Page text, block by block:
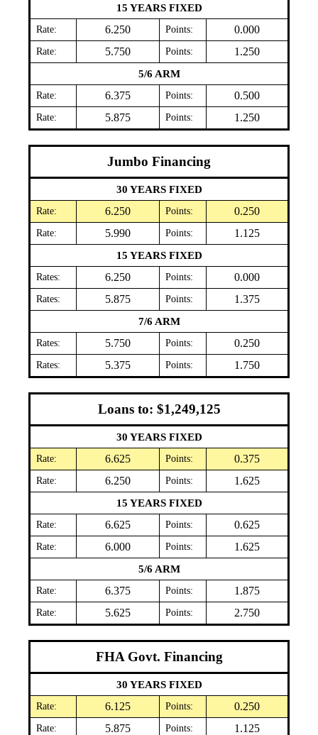
15 YEARS FIXED
Rate: 6.250 Points: 0.000
Rate: 5.750 Points:
1.250
5/6 ARM
Rate: 6.375 Points: 0.500
Rate: 5.875 Points: 1.250
Jumbo Financing
30 YEARS FIXED
Rate: 6.250 Points: 0.250
Rate: 5.990 Points:
1.125
15 YEARS FIXED
Rates: 6.250 Points: 0.000
Rates: 5.875 Points:
1.375
7/6 ARM
Rates: 5.750 Points: 0.250
Rates: 5.375 Points: 1.750
Loans to: $1,249,125
30 YEARS FIXED
Rate: 6.625 Points: 0.375
Rate: 6.250 Points:
1.625
15 YEARS FIXED
Rate: 6.625 Points: 0.625
Rate: 6.000 Points:
1.625
5/6 ARM
Rate: 6.375 Points: 1.875
Rate: 5.625 Points: 2.750
FHA Govt. Financing
30 YEARS FIXED
Rate: 6.125 Points: 0.250
Rate: 5.875 Points:
1.125